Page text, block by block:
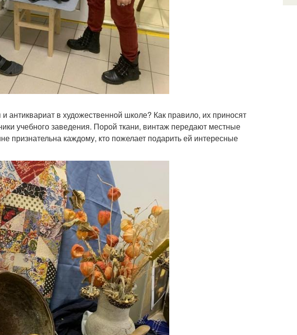
в художественной школе? Как правило, их приносят
учебного заведения. Порой ткани, винтаж передают местные
признательна каждому, кто пожелает подарить ей интересные